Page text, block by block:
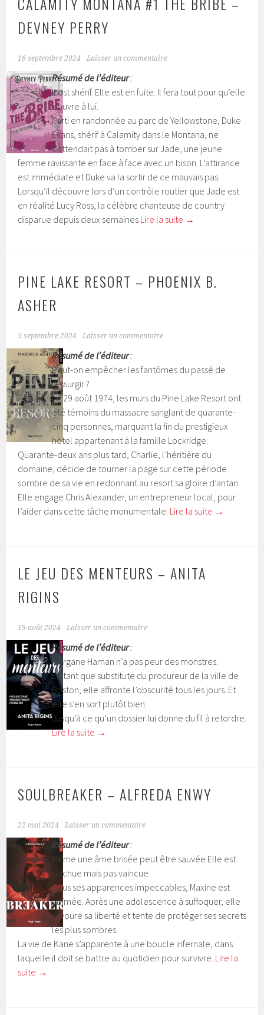
DEVNEY PERRY
16 septembre 2024 Laisser un commentaire
Résumé de l’éditeur:
Il est shérif. Elle est en fuite. Il fera tout pour qu’elle
s’ouvre à lui.
Parti en randonnée au parc de Yellowstone, Duke
Evans, shérif à Calamity dans le Montana, ne
s’attendait pas à tomber sur Jade, une jeune
femme ravissante en face à face avec un bison. L’attirance
est immédiate et Duke va la sortir de ce mauvais pas.
Lorsqu’il découvre lors d’un contrôle routier que Jade est
en réalité Lucy Ross, la célèbre chanteuse de country
disparue depuis deux semaines Lire la suite →
PINE LAKE RESORT – PHOENIX B.
ASHER
5 septembre 2024 Laisser un commentaire
Résumé de l’éditeur:
Peut-on empêcher les fantômes du passé de
ressurgir ?
Le 29 août 1974, les murs du Pine Lake Resort ont
été témoins du massacre sanglant de quarante-
cinq personnes, marquant la fin du prestigieux
hôtel appartenant à la famille Lockridge.
Quarante-deux ans plus tard, Charlie, l’héritière du
domaine, décide de tourner la page sur cette période
sombre de sa vie en redonnant au resort sa gloire d’antan.
Elle engage Chris Alexander, un entrepreneur local, pour
l’aider dans cette tâche monumentale. Lire la suite →
LE JEU DES MENTEURS – ANITA
RIGINS
19 août 2024 Laisser un commentaire
Résumé de l’éditeur:
Morgane Haman n’a pas peur des monstres.
En tant que substitute du procureur de la ville de
Boston, elle affronte l’obscurité tous les jours. Et
elle s’en sort plutôt bien.
Jusqu’à ce qu’un dossier lui donne du fil à retordre.
Lire la suite →
SOULBREAKER – ALFREDA ENWY
22 mai 2024 Laisser un commentaire
Résumé de l’éditeur:
Même une âme brisée peut être sauvée Elle est
déchue mais pas vaincue.
Sous ses apparences impeccables, Maxine est
abîmée. Après une adolescence à suffoquer, elle
savoure sa liberté et tente de protéger ses secrets
les plus sombres.
La vie de Kane s’apparente à une boucle infernale, dans
laquelle il doit se battre au quotidien pour survivre. Lire la
suite →